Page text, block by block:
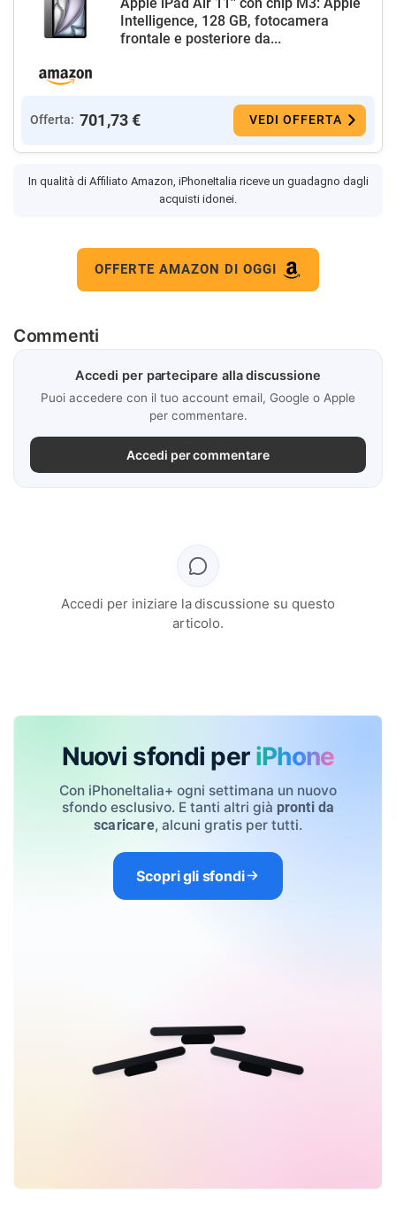
Intelligence, 128 GB, fotocamera
frontale e posteriore da...
Offerta: 701,73 € VEDI OFFERTA
In qualità di Affiliato Amazon, iPhoneItalia riceve un guadagno dagli
acquisti idonei.
OFFERTE AMAZON DI OGGI
Commenti
Accedi per partecipare alla discussione
Puoi accedere con il tuo account email, Google o Apple
per commentare.
Accedi per commentare
Accedi per iniziare la discussione su questo
articolo.
Nuovi sfondi per iPhone
Con iPhoneItalia+ ogni settimana un nuovo
sfondo esclusivo. E tanti altri già pronti da
scaricare, alcuni gratis per tutti.
Scopri gli sfondi